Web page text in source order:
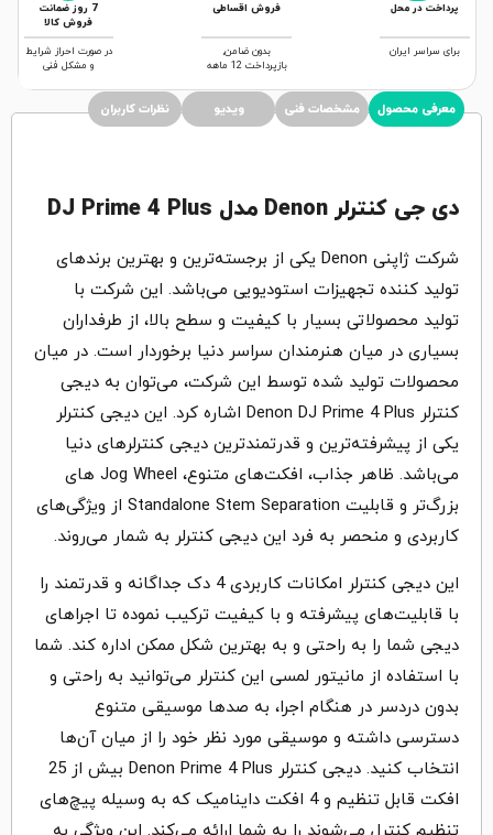
پرداخت در محل
برای سراسر ایران
فروش اقساطی
بدون ضامن,
بازپرداخت 12 ماهه
7 روز ضمانت
فروش کالا
در صورت احراز شرایط
و مشکل فنی
معرفی محصول مشخصات فنی ویدیو نظرات کاربران
دی جی کنترلر Denon مدل DJ Prime 4 Plus
شرکت ژاپنی Denon یکی از برجسته‌ترین و بهترین برندهای
تولید کننده تجهیزات استودیویی می‌باشد. این شرکت با
تولید محصولاتی بسیار با کیفیت و سطح بالا، از طرفداران
بسیاری در میان هنرمندان سراسر دنیا برخوردار است. در میان
محصولات تولید شده توسط این شرکت، می‌توان به دیجی
کنترلر Denon DJ Prime 4 Plus اشاره کرد. این دیجی کنترلر
یکی از پیشرفته‌ترین و قدرتمندترین دیجی کنترلرهای دنیا
می‌باشد. ظاهر جذاب، افکت‌های متنوع، Jog Wheel های
بزرگ‌تر و قابلیت Standalone Stem Separation از ویژگی‌های
کاربردی و منحصر به فرد این دیجی کنترلر به شمار می‌روند.
این دیجی کنترلر امکانات کاربردی 4 دک جداگانه و قدرتمند را
با قابلیت‌های پیشرفته و با کیفیت ترکیب نموده تا اجراهای
دیجی شما را به راحتی و به بهترین شکل ممکن اداره کند. شما
با استفاده از مانیتور لمسی این کنترلر می‌توانید به راحتی و
بدون دردسر در هنگام اجرا، به صدها موسیقی متنوع
دسترسی داشته و موسیقی مورد نظر خود را از میان آن‌ها
انتخاب کنید. دیجی کنترلر Denon Prime 4 Plus بیش از 25
افکت قابل تنظیم و 4 افکت داینامیک که به وسیله پیچ‌های